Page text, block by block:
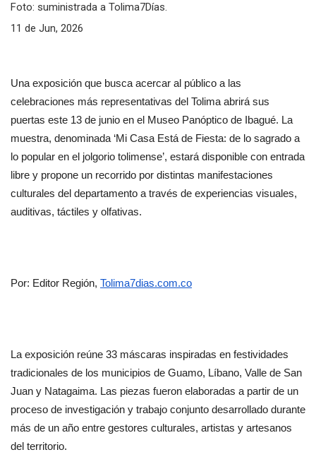
Foto: suministrada a Tolima7Días.
11 de Jun, 2026
Una exposición que busca acercar al público a las
celebraciones más representativas del Tolima abrirá sus
puertas este 13 de junio en el Museo Panóptico de Ibagué. La
muestra, denominada ‘Mi Casa Está de Fiesta: de lo sagrado a
lo popular en el jolgorio tolimense’, estará disponible con entrada
libre y propone un recorrido por distintas manifestaciones
culturales del departamento a través de experiencias visuales,
auditivas, táctiles y olfativas.
Por: Editor Región, Tolima7dias.com.co
La exposición reúne 33 máscaras inspiradas en festividades
tradicionales de los municipios de Guamo, Líbano, Valle de San
Juan y Natagaima. Las piezas fueron elaboradas a partir de un
proceso de investigación y trabajo conjunto desarrollado durante
más de un año entre gestores culturales, artistas y artesanos
del territorio.